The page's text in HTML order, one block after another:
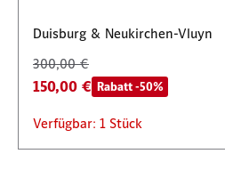
Duisburg & Neukirchen-Vluyn
300,00 €
150,00 € Rabatt -50%
Verfügbar: 1 Stück